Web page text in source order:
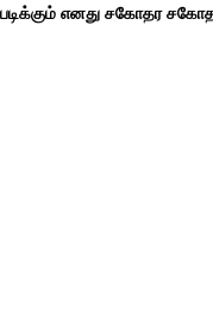
எனது சகோதர